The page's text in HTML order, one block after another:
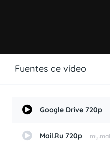
Fuentes de vídeo
Google Drive 720p
Mail.Ru 720p